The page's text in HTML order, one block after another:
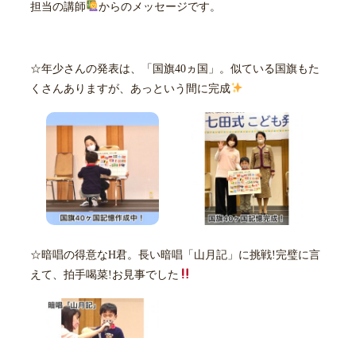
担当の講師 からのメッセージです。
☆年少さんの発表は、「国旗40ヵ国」。似ている国旗もた
くさんありますが、あっという間に完成
☆暗唱の得意なH君。長い暗唱「山月記」に挑戦!完璧に言
えて、拍手喝菜!お見事でした